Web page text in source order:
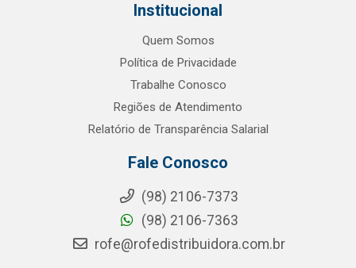
Institucional
Quem Somos
Política de Privacidade
Trabalhe Conosco
Regiões de Atendimento
Relatório de Transparência Salarial
Fale Conosco
(98) 2106-7373
(98) 2106-7363
rofe@rofedistribuidora.com.br